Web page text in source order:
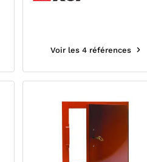
Voir les 4 références